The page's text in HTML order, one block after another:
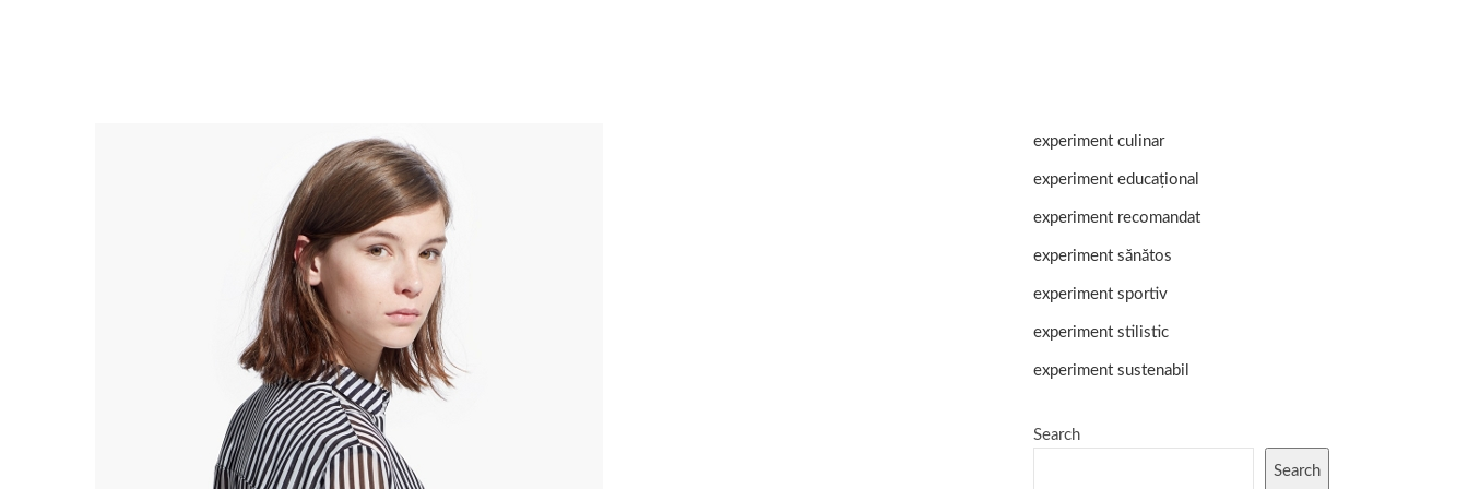
experiment culinar
experiment educațional
experiment recomandat
experiment sănătos
experiment sportiv
experiment stilistic
experiment sustenabil
Search
Search